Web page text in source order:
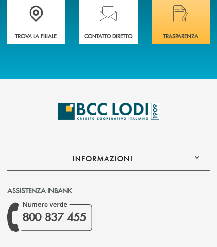
Trova la filiale più vicina a Te
TROVA LA FILIALE
Hai bisogno di assistenza immediata?
CONTATTO DIRETTO
Hai bisogno di
TRASPARENZA
INFORMAZIONI
ASSISTENZA INBANK
800 837 455